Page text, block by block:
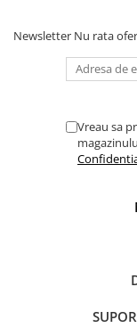
Newsletter Nu rata
Vreau sa